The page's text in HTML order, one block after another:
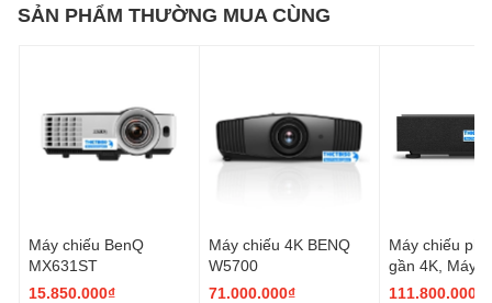
SẢN PHẨM THƯỜNG MUA CÙNG
Máy chiếu BenQ
MX631ST
15.850.000₫
Máy chiếu 4K BENQ
W5700
71.000.000₫
Máy chiếu
gần 4K, Máy
laser BENQ
111.800.000₫